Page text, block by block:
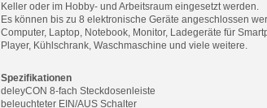
Keller oder im Hobby- und Arbeitsraum eingesetzt werden.
Es können bis zu 8 elektronische Geräte angeschlossen
Computer, Laptop, Notebook, Monitor, Ladegeräte für
Player, Kühlschrank, Waschmaschine und viele weitere.
Spezifikationen
deleyCON 8-fach Steckdosenleiste
beleuchteter EIN/AUS Schalter